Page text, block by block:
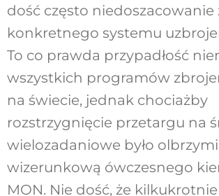
dość często niedoszacowanie
konkretnego systemu
To co prawda przypadłość
wszystkich programów
na świecie, jednak chociażby
rozstrzygnięcie przetargu na
wielozadaniowe było
wizerunkową ówczesnego
MON. Nie dość, że